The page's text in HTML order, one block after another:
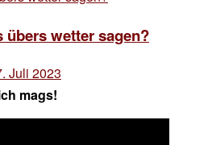
on
wetter sagen?
Juli 2023
chef
mags!